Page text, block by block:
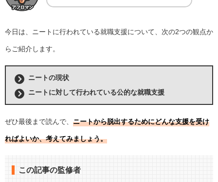
今日は、ニートに行われている就職支援について、次の2つの観点か
らご紹介します。
ニートの現状
ニートに対して行われている公的な就職支援
ぜひ最後まで読んで、 ニートから脱出するためにどんな支援を受け
ればよいか、考えてみましょう。
この記事の監修者